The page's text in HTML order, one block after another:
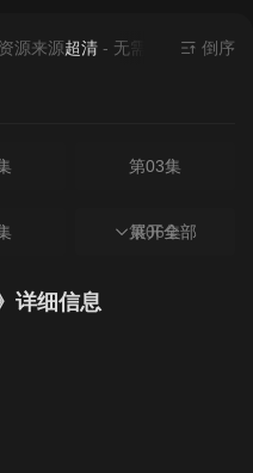
来源超清- 无需安装任何插件
倒序
第03集
第06集
展开全部
详细信息